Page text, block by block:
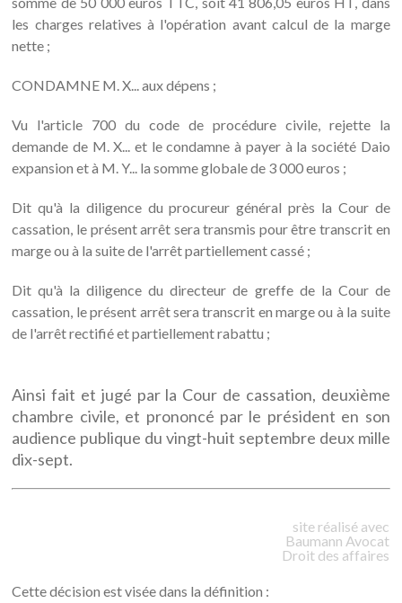
les charges relatives à l'opération avant calcul de la marge
nette ;
CONDAMNE M. X... aux dépens ;
Vu l'article 700 du code de procédure civile, rejette la
demande de M. X... et le condamne à payer à la société Daio
expansion et à M. Y... la somme globale de 3 000 euros ;
Dit qu'à la diligence du procureur général près la Cour de
cassation, le présent arrêt sera transmis pour être transcrit en
marge ou à la suite de l'arrêt partiellement cassé ;
Dit qu'à la diligence du directeur de greffe de la Cour de
cassation, le présent arrêt sera transcrit en marge ou à la suite
de l'arrêt rectifié et partiellement rabattu ;
Ainsi fait et jugé par la Cour de cassation, deuxième
chambre civile, et prononcé par le président en son
audience publique du vingt-huit septembre deux mille
dix-sept.
site réalisé avec
Baumann Avocat
Droit des affaires
Cette décision est visée dans la définition :